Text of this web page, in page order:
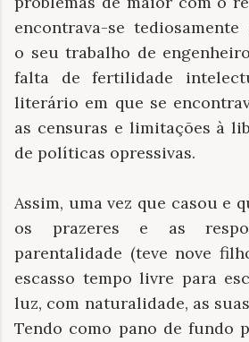
encontrava-se
o seu trabalho de
falta de fertilidade
literário em que se
as censuras e limitações à
de políticas opressivas.
Assim, uma vez que casou e
os prazeres e as
parentalidade (teve nove
escasso tempo livre para
luz, com naturalidade, as
Tendo como pano de fundo